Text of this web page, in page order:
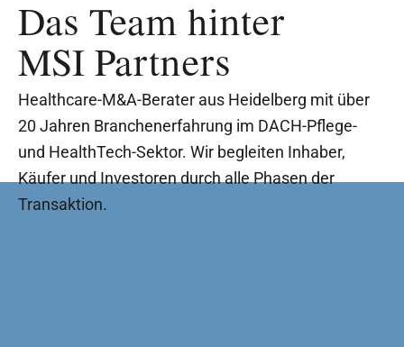
Das Team hinter
MSI Partners
Healthcare-M&A-Berater aus Heidelberg mit über
20 Jahren Branchenerfahrung im DACH-Pflege-
und HealthTech-Sektor. Wir begleiten Inhaber,
Käufer und Investoren durch alle Phasen der
Transaktion.
Michael Scheidel
Geschäftsführer & Gesellschafter
Marcel Schneider
Gesellschafter
Leonard Scheidel
Gesellschafter, Digital Strategy & Business
Development
Nicola Drögemöller
Investor Relations & M&A Advisor
Dr. Ralph Körfgen
Senior Advisor & Partner
Jetzt mitgestalten
Werde Teil von MSI Partners